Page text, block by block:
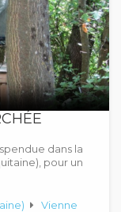
dans la
pour un
Vienne